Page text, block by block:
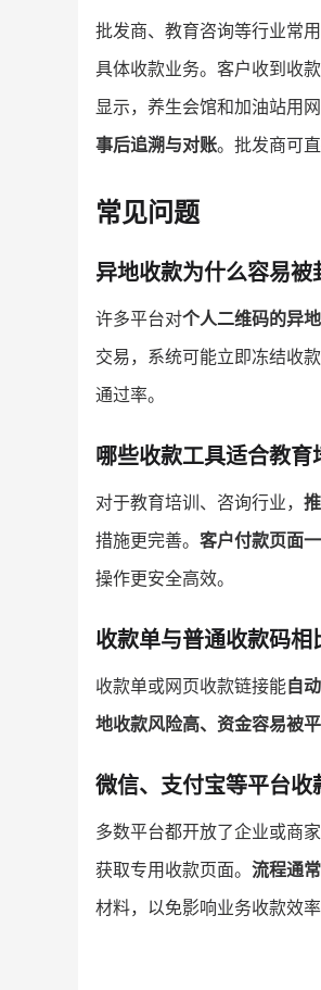
批发商、教育咨询等行业常用
具体收款业务。客户收到收款
显示，养生会馆和加油站用
事后追溯与对账。批发商可
常见问题
异地收款为什么容易被
许多平台对个人二维码的异
交易，系统可能立即冻结收款
通过率。
哪些收款工具适合教育
对于教育培训、咨询行业，
措施更完善。 客户付款页面
操作更安全高效。
收款单与普通收款码相
收款单或网页收款链接能自
地收款风险高、资金容易被
微信、支付宝等平台收
多数平台都开放了企业或商
获取专用收款页面。 流程通
材料，以免影响业务收款效率